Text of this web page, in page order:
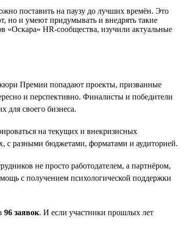
поставить на паузу до лучших времён. Это
но и умеют придумывать и внедрять такие
«Оскара» HR-сообщества, изучили актуальные
Премии попадают проекты, призванные
и перспективно. Финалисты и победители
для своего бизнеса.
на текущих и внекризисных
с разными бюджетами, форматами и аудиторией.
не просто работодателем, а партнёром,
с получением психологической поддержки
96 заявок. И если участники прошлых лет